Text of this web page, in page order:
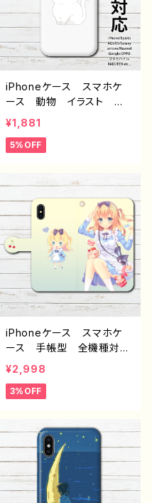
ケース ピアス タトゥ
ー 生足 ゴシック スカ
ート ドレス 個性的 お
すすめ 人気 イラストレ
ーター クリエイター 絵
師 オリジナル デザイ
ン グッズ タイトル：ドロ
iPhoneケース スマホケ
ース 動物 イラスト ね
こ 猫 かわいい ゆる
い シンプル メンズ レ
ディース 高校生 男子
Galaxy Android ア
ンドロイド ケース 個性
的 おすすめ 人気 イラ
ストレーター 絵師 クリ
エイター オリジナル デ
ザイン グッズ タイトル：
ぽいんと 作：栞音 F-5
¥1,881
5%OFF
iPhoneケース スマホケ
ース 手帳型 全機種対
応 イラスト 可愛い女の
子 おしゃれ服 かわい
い ロリっ娘 エモい iPh
el Galaxy Android
アンドロイド ケース おす
すめ 個性的 金髪 ロン
グヘア ワンピース 生
足 人気 イラストレータ
¥2,998
3%OFF